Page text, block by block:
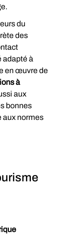
du
des
adapté à
en œuvre de
à
aux
bonnes
aux normes